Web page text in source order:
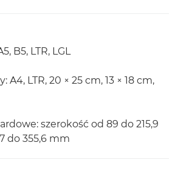
B5, LTR, LGL
LTR, 20 × 25 cm, 13 × 18 cm,
szerokość od 89 do 215,9
do 355,6 mm